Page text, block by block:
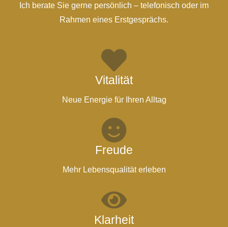
Ich berate Sie gerne persönlich – telefonisch oder im
Rahmen eines Erstgesprächs.
Vitalität
Neue Energie für Ihren Alltag
Freude
Mehr Lebensqualität erleben
Klarheit